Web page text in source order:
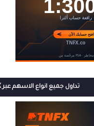
تداول جميع انواع الاسهم عبر TNFX